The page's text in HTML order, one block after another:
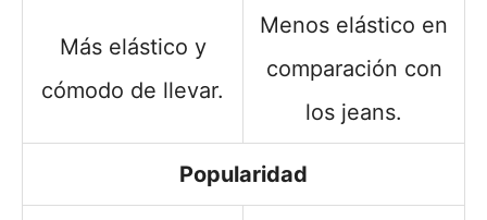
Más elástico y
cómodo de llevar.
Menos elástico en
comparación con
los jeans.
Popularidad